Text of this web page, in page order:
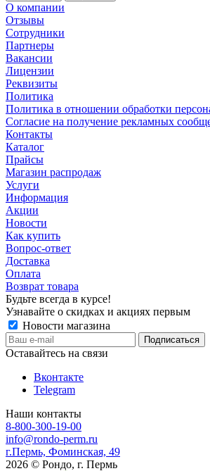
О компании
Отзывы
Сотрудники
Партнеры
Вакансии
Лицензии
Реквизиты
Политика
Политика в отношении обработки
Согласие на получение рекламных
Контакты
Каталог
Прайсы
Магазин распродаж
Услуги
Информация
Акции
Новости
Как купить
Вопрос-ответ
Доставка
Оплата
Возврат товара
Будьте всегда в курсе!
Узнавайте о скидках и акциях первым
Новости магазина
Оставайтесь на связи
Вконтакте
Telegram
Наши контакты
8-800-300-19-00
info@rondo-perm.ru
г.Пермь, Фоминская, 49
2026 © Рондо, г. Пермь